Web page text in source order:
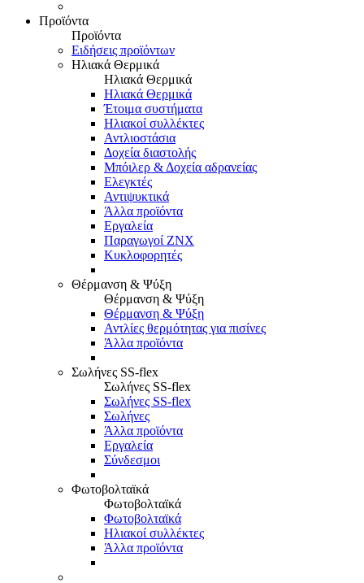
Προϊόντα
Προϊόντα
Ειδήσεις προϊόντων
Ηλιακά Θερμικά
Ηλιακά Θερμικά
Ηλιακά Θερμικά
Έτοιμα συστήματα
Ηλιακοί συλλέκτες
Αντλιοστάσια
Δοχεία διαστολής
Μπόιλερ & Δοχεία αδρανείας
Ελεγκτές
Αντιψυκτικά
Άλλα προϊόντα
Εργαλεία
Παραγωγοί ΖΝΧ
Κυκλοφορητές
Θέρμανση & Ψύξη
Θέρμανση & Ψύξη
Θέρμανση & Ψύξη
Αντλίες θερμότητας για πισίνες
Άλλα προϊόντα
Σωλήνες SS-flex
Σωλήνες SS-flex
Σωλήνες SS-flex
Σωλήνες
Άλλα προϊόντα
Εργαλεία
Σύνδεσμοι
Φωτοβολταϊκά
Φωτοβολταϊκά
Φωτοβολταϊκά
Ηλιακοί συλλέκτες
Άλλα προϊόντα